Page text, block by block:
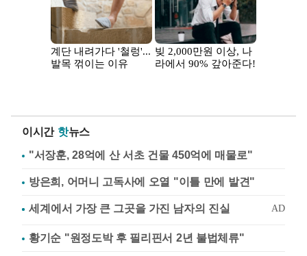
이시간 핫뉴스
"서장훈, 28억에 산 서초 건물 450억에 매물로"
방은희, 어머니 고독사에 오열 "이틀 만에 발견"
황기순 "원정도박 후 필리핀서 2년 불법체류"